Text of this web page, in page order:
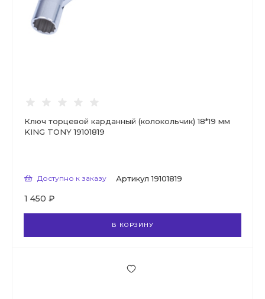
Ключ торцевой карданный (колокольчик) 18*19 мм
KING TONY 19101819
Доступно к заказу Артикул 19101819
1 450 ₽
В КОРЗИНУ